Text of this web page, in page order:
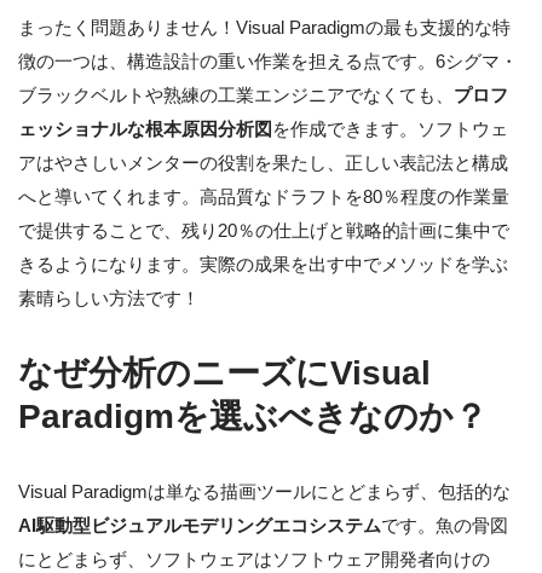
まったく問題ありません！Visual Paradigmの最も支援的な特
徴の一つは、構造設計の重い作業を担える点です。6シグマ・
ブラックベルトや熟練の工業エンジニアでなくても、 プロフ
ェッショナルな根本原因分析図 を作成できます。ソフトウェ
アはやさしいメンターの役割を果たし、正しい表記法と構成
へと導いてくれます。高品質なドラフトを80％程度の作業量
で提供することで、残り20％の仕上げと戦略的計画に集中で
きるようになります。実際の成果を出す中でメソッドを学ぶ
素晴らしい方法です！
なぜ分析のニーズにVisual
Paradigmを選ぶべきなのか？
Visual Paradigmは単なる描画ツールにとどまらず、包括的な
AI駆動型ビジュアルモデリングエコシステムです。魚の骨図
にとどまらず、ソフトウェアはソフトウェア開発者向けの